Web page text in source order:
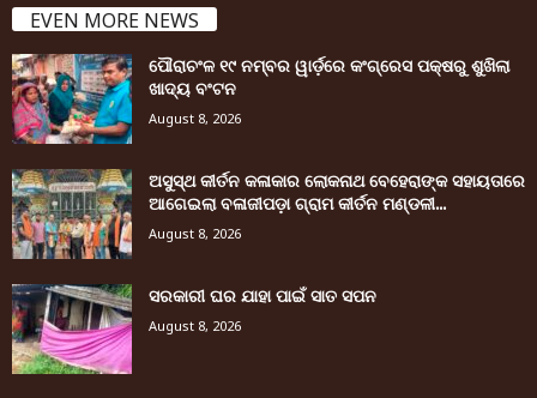
EVEN MORE NEWS
ପୌରାଚଂଳ ୧୯ ନମ୍ବର ୱାର୍ଡ଼ରେ କଂଗ୍ରେସ ପକ୍ଷରୁ ଶୁଖିଲା
ଖାଦ୍ୟ ବଂଟନ
August 8, 2026
ଅସୁସ୍ଥ କୀର୍ତନ କଳାକାର ଲୋକନାଥ ବେହେରାଙ୍କ ସହାୟତାରେ
ଆଗେଇଲା ବଳାଜୀପଡ଼ା ଗ୍ରାମ କୀର୍ତନ ମଣ୍ଡଳୀ...
August 8, 2026
ସରକାରୀ ଘର ଯାହା ପାଇଁ ସାତ ସପନ
August 8, 2026